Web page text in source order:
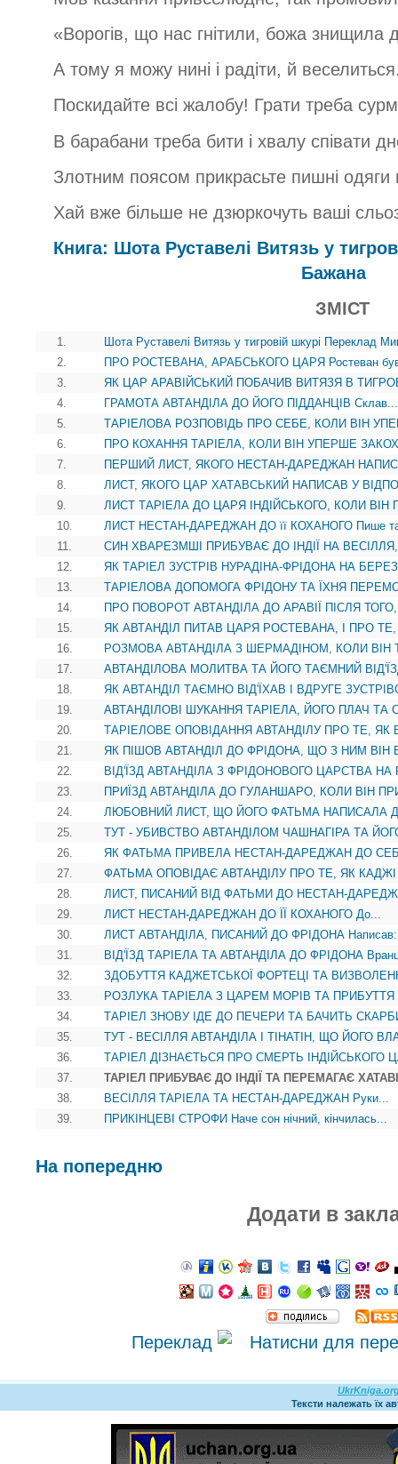
«Ворогів, що нас гнітили, божа знищила
А тому я можу нині і радіти, й
Поскидайте всі жалобу! Грати треба
В барабани треба бити і хвалу співати
Злотним поясом прикрасьте пишні одяги
Хай вже більше не дзюркочуть ваші
Книга: Шота Руставелі Витязь у
Бажана
ЗМІСТ
1.
Шота Руставелі Витязь у тигровій шкурі Переклад
2.
ПРО РОСТЕВАНА, АРАБСЬКОГО ЦАРЯ Ростеван
3.
ЯК ЦАР АРАВІЙСЬКИЙ ПОБАЧИВ ВИТЯЗЯ В
4.
ГРАМОТА АВТАНДІЛА ДО ЙОГО ПІДДАНЦІВ Склав...
5.
ТАРІЕЛОВА РОЗПОВІДЬ ПРО СЕБЕ, КОЛИ ВІН
6.
ПРО КОХАННЯ ТАРІЕЛА, КОЛИ ВІН УПЕРШЕ
7.
ПЕРШИЙ ЛИСТ, ЯКОГО НЕСТАН-ДАРЕДЖАН
8.
ЛИСТ, ЯКОГО ЦАР ХАТАВСЬКИЙ НАПИСАВ У
9.
ЛИСТ ТАРІЕЛА ДО ЦАРЯ ІНДІЙСЬКОГО, КОЛИ ВІН
10.
ЛИСТ НЕСТАН-ДАРЕДЖАН ДО її КОХАНОГО Пише
11.
СИН ХВАРЕЗМШІ ПРИБУВАЄ ДО ІНДІЇ НА
12.
ЯК ТАРІЕЛ ЗУСТРІВ НУРАДІНА-ФРІДОНА НА
13.
ТАРІЕЛОВА ДОПОМОГА ФРІДОНУ ТА ЇХНЯ
14.
ПРО ПОВОРОТ АВТАНДІЛА ДО АРАВІЇ ПІСЛЯ
15.
ЯК АВТАНДІЛ ПИТАВ ЦАРЯ РОСТЕВАНА, І ПРО
16.
РОЗМОВА АВТАНДІЛА З ШЕРМАДІНОМ, КОЛИ ВІН
17.
АВТАНДІЛОВА МОЛИТВА ТА ЙОГО ТАЄМНИЙ
18.
ЯК АВТАНДІЛ ТАЄМНО ВІД'ЇХАВ І ВДРУГЕ
19.
АВТАНДІЛОВІ ШУКАННЯ ТАРІЕЛА, ЙОГО ПЛАЧ ТА
20.
ТАРІЕЛОВЕ ОПОВІДАННЯ АВТАНДІЛУ ПРО ТЕ, ЯК
21.
ЯК ПІШОВ АВТАНДІЛ ДО ФРІДОНА, ЩО З НИМ ВІН
22.
ВІД'ЇЗД АВТАНДІЛА З ФРІДОНОВОГО ЦАРСТВА
23.
ПРИЇЗД АВТАНДІЛА ДО ГУЛАНШАРО, КОЛИ ВІН
24.
ЛЮБОВНИЙ ЛИСТ, ЩО ЙОГО ФАТЬМА НАПИСАЛА
25.
ТУТ - УБИВСТВО АВТАНДІЛОМ ЧАШНАГІРА ТА
26.
ЯК ФАТЬМА ПРИВЕЛА НЕСТАН-ДАРЕДЖАН ДО
27.
ФАТЬМА ОПОВІДАЄ АВТАНДІЛУ ПРО ТЕ, ЯК
28.
ЛИСТ, ПИСАНИЙ ВІД ФАТЬМИ ДО НЕСТАН-
29.
ЛИСТ НЕСТАН-ДАРЕДЖАН ДО ЇЇ КОХАНОГО До...
30.
ЛИСТ АВТАНДІЛА, ПИСАНИЙ ДО ФРІДОНА
31.
ВІД'ЇЗД ТАРІЕЛА ТА АВТАНДІЛА ДО ФРІДОНА
32.
ЗДОБУТТЯ КАДЖЕТСЬКОЇ ФОРТЕЦІ ТА
33.
РОЗЛУКА ТАРІЕЛА З ЦАРЕМ МОРІВ ТА
34.
ТАРІЕЛ ЗНОВУ ІДЕ ДО ПЕЧЕРИ ТА БАЧИТЬ
35.
ТУТ - ВЕСІЛЛЯ АВТАНДІЛА І ТІНАТІН, ЩО ЙОГО
36.
ТАРІЕЛ ДІЗНАЄТЬСЯ ПРО СМЕРТЬ ІНДІЙСЬКОГО
37.
ТАРІЕЛ ПРИБУВАЄ ДО ІНДІЇ ТА ПЕРЕМАГАЄ
38.
ВЕСІЛЛЯ ТАРІЕЛА ТА НЕСТАН-ДАРЕДЖАН Руки...
39.
ПРИКІНЦЕВІ СТРОФИ Наче сон нічний, кінчилась...
На попередню
Додати в
Переклад
Тексти належать їх